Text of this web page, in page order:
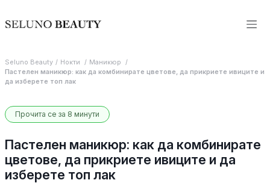
Seluno Beauty Нокти
Маникюр
Пастелен маникюр: как да комбинирате цветове, да прикриете ивиците и
да изберете топ лак
Прочита се за 8 минути
Пастелен маникюр: как да комбинирате
цветове, да прикриете ивиците и да
изберете топ лак